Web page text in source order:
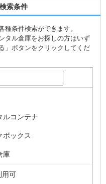
索条件
条件検索ができます。
タル倉庫をお探しの方はいず
」ボタンをクリックしてくだ
ルコンテナ
ボックス
庫
用可